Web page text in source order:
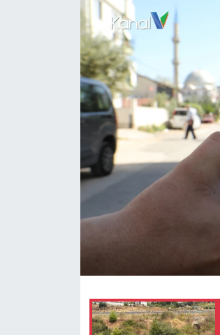
Günün Manşetleri
Haber Kuşakları
Haberler
KANALV Spor
Kültür Sanat
Öğle Bülteni
Haber Arşivi